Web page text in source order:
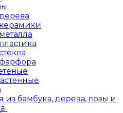
из бамбука, дерева, лозы и